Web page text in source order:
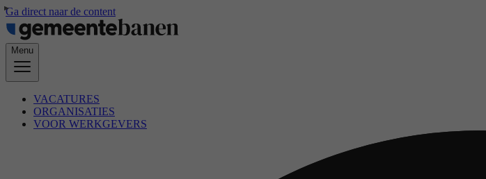
Ga direct naar de content
Menu
VACATURES
ORGANISATIES
VOOR WERKGEVERS